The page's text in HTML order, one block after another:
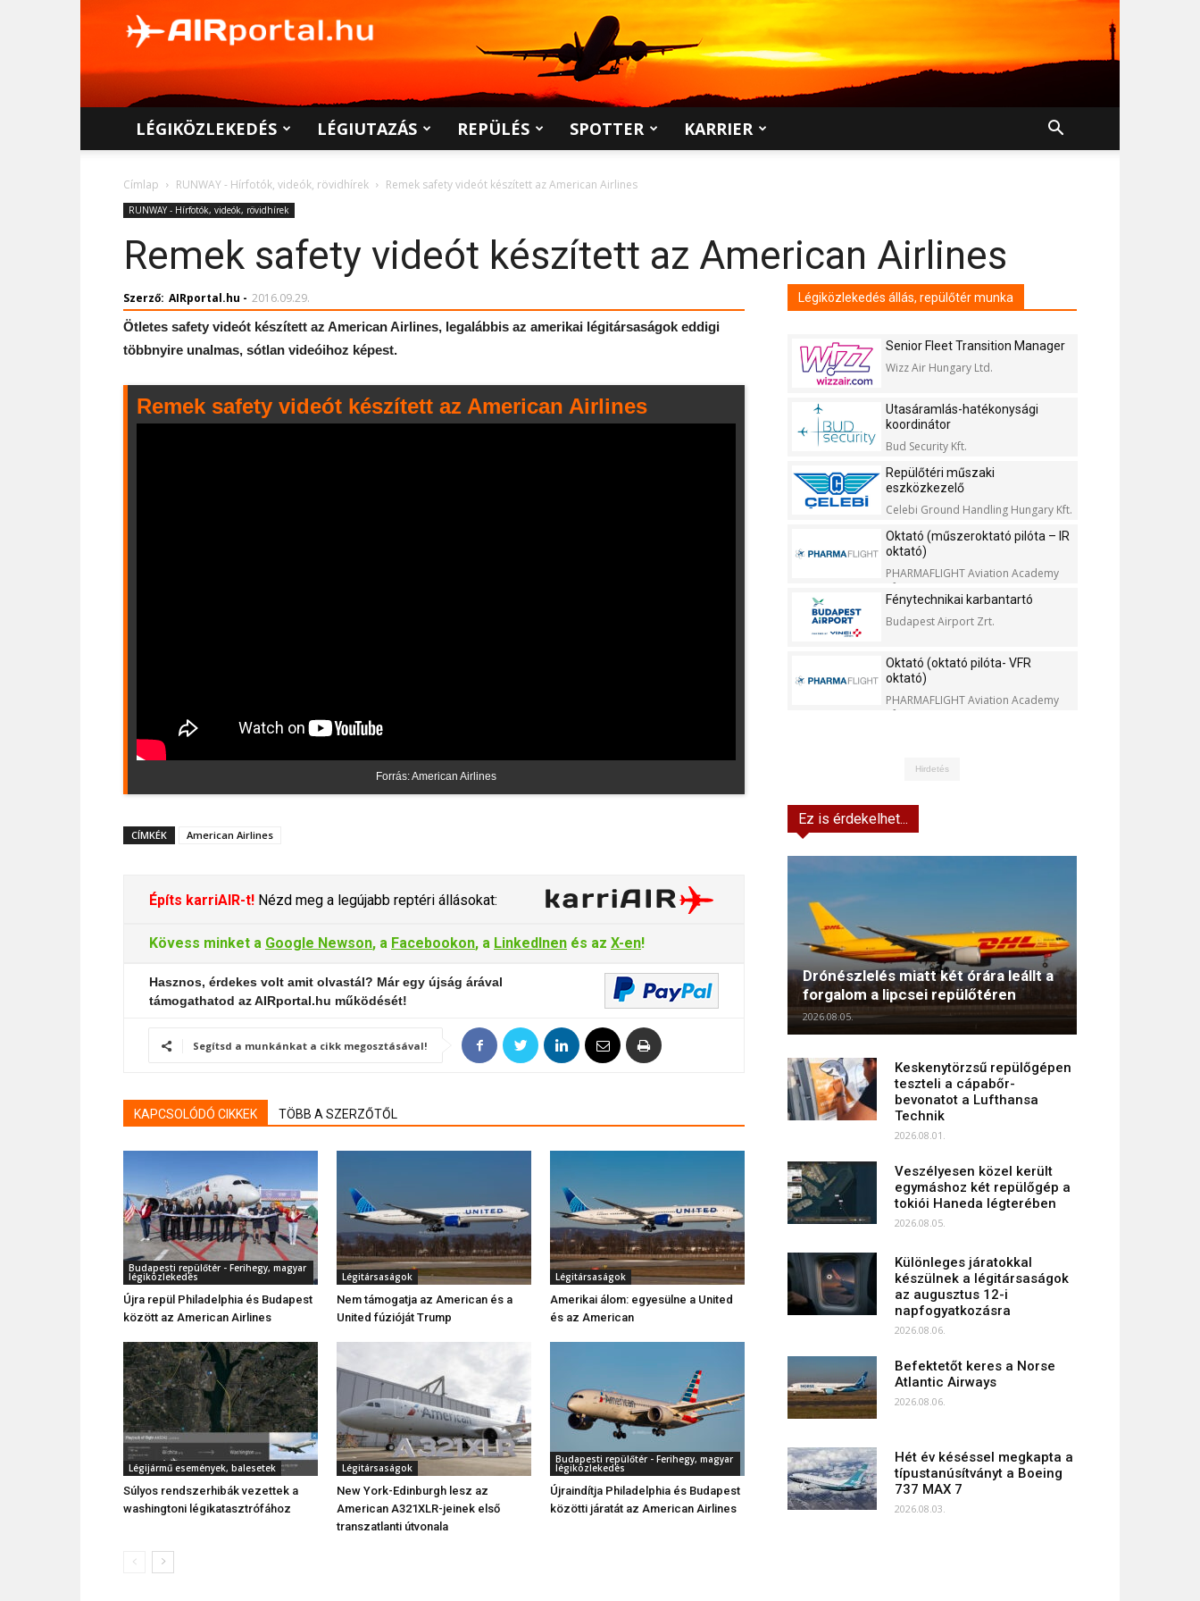
LÉGIKÖZLEKEDÉS LÉGIUTAZÁS REPÜLÉS SPOTTER KARRIER
Címlap RUNWAY - Hírfotók, videók, rövidhírek Remek safety videót készített az American Airlines
RUNWAY - Hírfotók, videók, rövidhírek
Remek safety videót készített az American Airlines
Szerző: AIRportal.hu - 2016.09.29.
Ötletes safety videót készített az American Airlines, legalábbis az amerikai légitársaságok eddigi
többnyire unalmas, sótlan videóihoz képest.
Remek safety videót készített az American Airlines
Forrás: American Airlines
CÍMKÉK American Airlines
Építs karriAIR-t! Nézd meg a legújabb reptéri állásokat:
Kövess minket a Google Newson, a Facebookon, a LinkedInen és az X-en!
Hasznos, érdekes volt amit olvastál? Már egy újság árával
támogathatod az AIRportal.hu működését!
Segítsd a munkánkat a cikk megosztásával!
KAPCSOLÓDÓ CIKKEK TÖBB A SZERZŐTŐL
Budapesti repülőtér - Ferihegy, magyar
légiközlekedés
Újra repül Philadelphia és Budapest
között az American Airlines
Légitársaságok
Nem támogatja az American és a
United fúzióját Trump
Légitársaságok
Amerikai álom: egyesülne a United
és az American
Légijármű események, balesetek
Súlyos rendszerhibák vezettek a
washingtoni légikatasztrófához
Légitársaságok
New York-Edinburgh lesz az
American A321XLR-jeinek első
transzatlanti útvonala
Budapesti repülőtér - Ferihegy, magyar
légiközlekedés
Újraindítja Philadelphia és Budapest
közötti járatát az American Airlines
Légiközlekedés állás, repülőtér munka
Senior Fleet Transition Manager
Wizz Air Hungary Ltd.
Utasáramlás-hatékonysági
koordinátor
Bud Security Kft.
Repülőtéri műszaki
eszközkezelő
Celebi Ground Handling Hungary Kft.
Oktató (műszeroktató pilóta – IR
oktató)
PHARMAFLIGHT Aviation Academy
Kft.
Fénytechnikai karbantartó
Budapest Airport Zrt.
Oktató (oktató pilóta- VFR
oktató)
PHARMAFLIGHT Aviation Academy
Kft.
Hirdetés
Ez is érdekelhet...
Drónészlelés miatt két órára leállt a
forgalom a lipcsei repülőtéren
2026.08.05.
Keskenytörzsű repülőgépen
teszteli a cápabőr-
bevonatot a Lufthansa
Technik
2026.08.01.
Veszélyesen közel került
egymáshoz két repülőgép a
tokiói Haneda légterében
2026.08.05.
Különleges járatokkal
készülnek a légitársaságok
az augusztus 12-i
napfogyatkozásra
2026.08.06.
Befektetőt keres a Norse
Atlantic Airways
2026.08.06.
Hét év késéssel megkapta a
típustanúsítványt a Boeing
737 MAX 7
2026.08.03.